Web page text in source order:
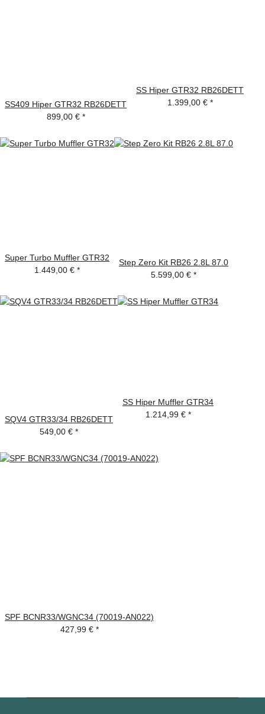
SS409 Hiper GTR32 RB26DETT
899,00 € *
SS Hiper GTR32 RB26DETT
1.399,00 € *
Super Turbo Muffler GTR32
1.449,00 € *
Step Zero Kit RB26 2.8L 87.0
5.599,00 € *
SQV4 GTR33/34 RB26DETT
549,00 € *
SS Hiper Muffler GTR34
1.214,99 € *
SPF BCNR33/WGNC34 (70019-AN022)
427,99 € *